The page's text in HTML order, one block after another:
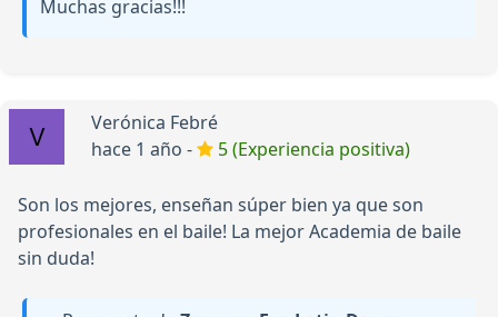
Muchas gracias!!!
Verónica Febré
hace 1 año -
5 (Experiencia positiva)
Son los mejores, enseñan súper bien ya que son
profesionales en el baile! La mejor Academia de baile
sin duda!